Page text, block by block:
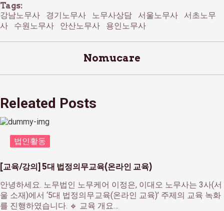
Tags:
강남노무사
경기노무사 노무사상담 서울노무사
서초노무
사
수원노무사 안산노무사 용인노무사
Nomucare
Releated Posts
법인활동
[교육/강의] 5대 법정의무교육(온라인 교육)
안녕하세요. 노무법인 노무케어 이정은, 이대오 노무사는 3사(서
울 소재)에서 ‘5대 법정의무교육(온라인 교육)’ 주제의 교육 녹화
를 진행하였습니다. 🔹 교육 개요…